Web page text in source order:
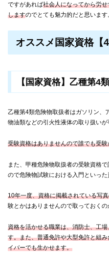
ですがあれば社会人になってから労
しますのでとても魅力的だと思います
オススメ国家資格【4
【国家資格】乙種第4
乙種第4類危険物取扱者はガソリン、
物油類などの引火性液体の取り扱いが
受験資格はありませんので誰でも受
また、甲種危険物取扱者の受験資格
ので危険物試験における入門といった
10年一度、資格に掲載されている写
験とかはありませんので取っておくの
資格を活かせる職業は、消防士、工
す。また、普通免許や大型免許と組
イバーでも生かせます。